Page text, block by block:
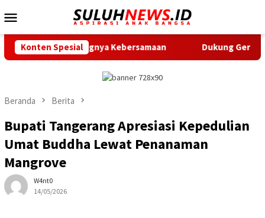
ke
Mobile
Konten Spesial
Kebersamaan Dukung Gerak Jalan Santai
Beranda Berita
Bupati Tangerang Apresiasi Kepedulian
Umat Buddha Lewat Penanaman
Mangrove
W4nt0
14/05/2026